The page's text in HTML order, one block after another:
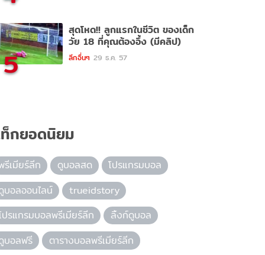
5
สุดโหด!! ลูกแรกในชีวิต ของเด็ก
วัย 18 ที่คุณต้องอึ้ง (มีคลิป)
ลีกอื่นๆ 29 ธ.ค. 57
กยอดนิยม
รีเมียร์ลีก ดูบอลสด
โปรแกรมบอล
บอลออนไลน์
trueidstory
ปรแกรมบอลพรีเมียร์ลีก
ลิ้งก์ดูบอล
บอลฟรี
ตารางบอลพรีเมียร์ลีก